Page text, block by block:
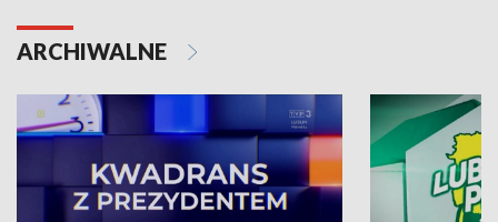
ARCHIWALNE